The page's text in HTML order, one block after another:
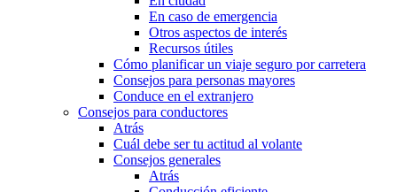
En caso de emergencia
Otros aspectos de interés
Recursos útiles
Cómo planificar un viaje seguro por carretera
Consejos para personas mayores
Conduce en el extranjero
Consejos para conductores
Atrás
Cuál debe ser tu actitud al volante
Consejos generales
Atrás